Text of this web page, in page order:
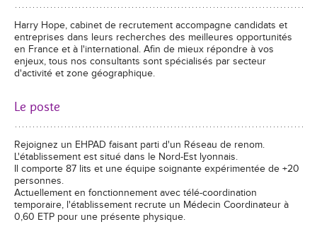
Harry Hope, cabinet de recrutement accompagne candidats et
entreprises dans leurs recherches des meilleures opportunités
en France et à l'international. Afin de mieux répondre à vos
enjeux, tous nos consultants sont spécialisés par secteur
d'activité et zone géographique.
Le poste
Rejoignez un EHPAD faisant parti d'un Réseau de renom.
L'établissement est situé dans le Nord-Est lyonnais.
Il comporte 87 lits et une équipe soignante expérimentée de +20
personnes.
Actuellement en fonctionnement avec télé-coordination
temporaire, l'établissement recrute un Médecin Coordinateur à
0,60 ETP pour une présente physique.